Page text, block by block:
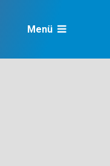
Menü